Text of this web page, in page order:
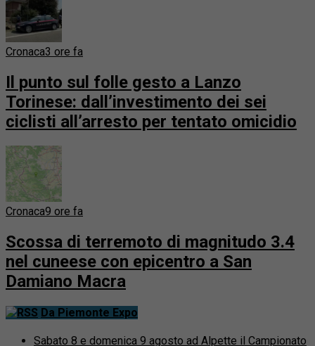
Cronaca3 ore fa
Il punto sul folle gesto a Lanzo
Torinese: dall’investimento dei sei
ciclisti all’arresto per tentato omicidio
Cronaca9 ore fa
Scossa di terremoto di magnitudo 3.4
nel cuneese con epicentro a San
Damiano Macra
Da Piemonte Expo
Sabato 8 e domenica 9 agosto ad Alpette il Campionato